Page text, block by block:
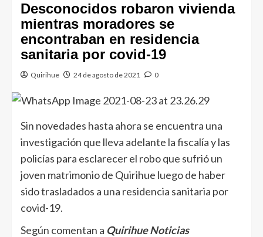
Desconocidos robaron vivienda
mientras moradores se
encontraban en residencia
sanitaria por covid-19
Quirihue 24 de agosto de 2021 0
Sin novedades hasta ahora se encuentra una
investigación que lleva adelante la fiscalía y las
policías para esclarecer el robo que sufrió un
joven matrimonio de Quirihue luego de haber
sido trasladados a una residencia sanitaria por
covid-19.
Según comentan a Quirihue Noticias